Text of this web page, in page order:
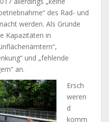
des Rad- und
werden. Als Gründe
Kapazitäten in
und „fehlende
an.
Ersch
weren
d
komm